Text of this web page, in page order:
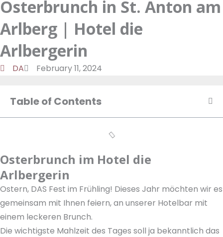
Osterbrunch in St. Anton am
Arlberg | Hotel die
Arlbergerin
DA February 11, 2024
Table of Contents
Osterbrunch im Hotel die
Arlbergerin
Ostern, DAS Fest im Frühling! Dieses Jahr möchten wir es
gemeinsam mit Ihnen feiern, an unserer Hotelbar mit
einem leckeren Brunch.
Die wichtigste Mahlzeit des Tages soll ja bekanntlich das